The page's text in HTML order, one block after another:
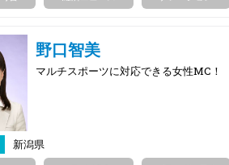
野口智美
マルチスポーツに対応できる女性MC！
新潟県